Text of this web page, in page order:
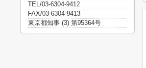
TEL/03-6304-9412
FAX/03-6304-9413
東京都知事 (3) 第95364号